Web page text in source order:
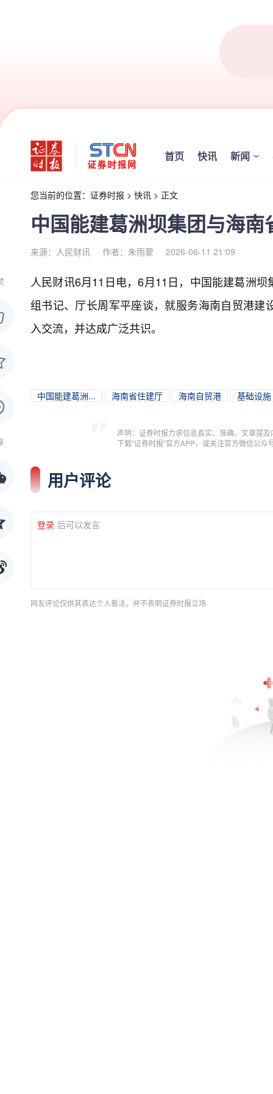
首页 快讯 新闻
您当前的位置： 证券时报 > 快讯 > 正文
中国能建葛洲坝集团与海
来源：人民财讯 作者：朱雨蒙 2026-06-11 21:09
人民财讯6月11日电，6月11日，中国能建葛洲
组书记、厅长周军平座谈，就服务海南自贸港
入交流，并达成广泛共识。
中国能建葛洲... 海南省住建厅 海南自贸港 基础设施
声明：证券时报力求信息真实、准确，文章提
下载"证券时报"官方APP，或关注官方微信公
用户评论
登录 后可以发言
网友评论仅供其表达个人看法，并不表明证券时报立场